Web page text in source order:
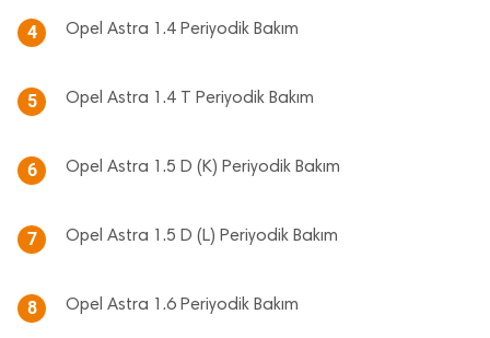
4 Opel Astra 1.4 Periyodik Bakım
5 Opel Astra 1.4 T Periyodik Bakım
6 Opel Astra 1.5 D (K) Periyodik Bakım
7 Opel Astra 1.5 D (L) Periyodik Bakım
8 Opel Astra 1.6 Periyodik Bakım